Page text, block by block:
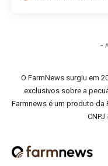
-
O FarmNews surgiu em
exclusivos sobre a
Farmnews é um produto da
CNPJ